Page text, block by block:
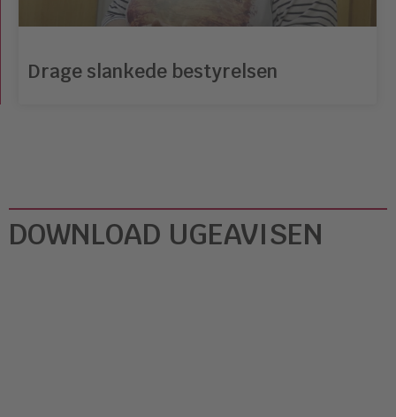
Drage slankede bestyrelsen
DOWNLOAD UGEAVISEN